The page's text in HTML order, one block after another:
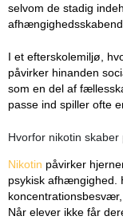
selvom de stadig
I et efterskolemiljø,
påvirker hinanden
som en del af
passe ind spiller ofte
Hvorfor nikotin
Nikotin påvirker
psykisk afhængighed.
Når elever ikke får